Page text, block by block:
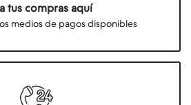
tus compras aquí
medios de pagos disponibles